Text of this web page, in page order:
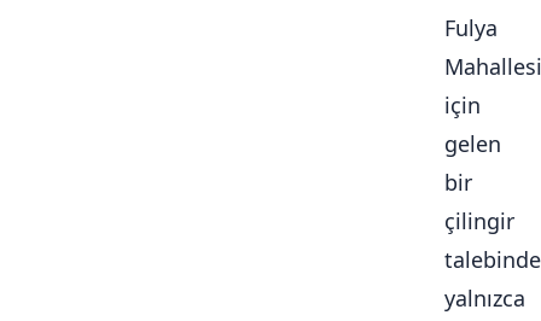
Fulya
Mahallesi
için
gelen
bir
çilingir
talebinde
yalnızca